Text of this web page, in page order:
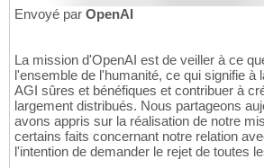
Envoyé par OpenAI
La mission d'OpenAI est de veiller à ce
l'ensemble de l'humanité, ce qui signifie à
AGI sûres et bénéfiques et contribuer à
largement distribués. Nous partageons
avons appris sur la réalisation de notre
certains faits concernant notre relation
l'intention de demander le rejet de toutes